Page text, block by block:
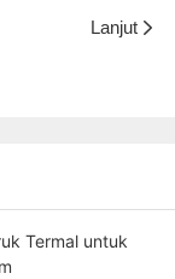
Lanjut
Termal untuk